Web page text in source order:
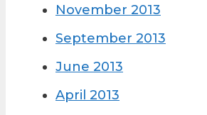
November 2013
September 2013
June 2013
April 2013